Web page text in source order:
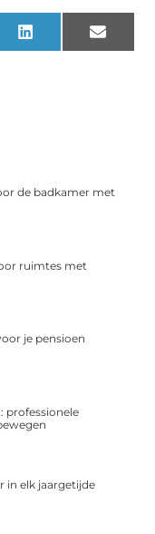
LinkedIn Email
de badkamer met
ruimtes met
je pensioen
professionele
in elk jaargetijde